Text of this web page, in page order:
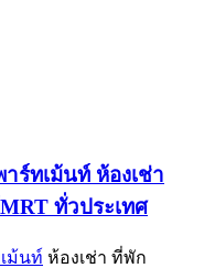
ร์ทเม้นท์ ห้องเช่า
ทั่วประเทศ
ม้นท์ ห้องเช่า ที่พัก